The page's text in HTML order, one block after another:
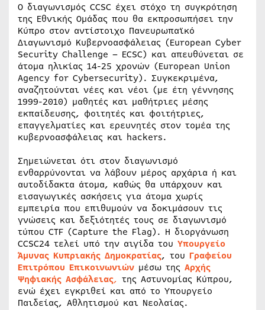
Ο διαγωνισμός CCSC έχει στόχο τη συγκρότηση
της Εθνικής Ομάδας που θα εκπροσωπήσει την
Κύπρο στον αντίστοιχο Πανευρωπαϊκό
Διαγωνισμό Κυβερνοασφάλειας (European Cyber
Security Challenge – ECSC) και απευθύνεται σε
άτομα ηλικίας 14-25 χρονών (European Union
Agency for Cybersecurity). Συγκεκριμένα,
αναζητούνται νέες και νέοι (με έτη γέννησης
1999-2010) μαθητές και μαθήτριες μέσης
εκπαίδευσης, φοιτητές και φοιτήτριες,
επαγγελματίες και ερευνητές στον τομέα της
κυβερνοασφάλειας και hackers.
Σημειώνεται ότι στον διαγωνισμό
ενθαρρύνονται να λάβουν μέρος αρχάρια ή και
αυτοδίδακτα άτομα, καθώς θα υπάρχουν και
εισαγωγικές ασκήσεις για άτομα χωρίς
εμπειρία που επιθυμούν να δοκιμάσουν τις
γνώσεις και δεξιότητές τους σε διαγωνισμό
τύπου CTF (Capture the Flag). Η διοργάνωση
CCSC24 τελεί υπό την αιγίδα του Υπουργείο
Άμυνας Κυπριακής Δημοκρατίας, του Γραφείου
Επιτρόπου Επικοινωνιών μέσω της Αρχής
Ψηφιακής Ασφάλειας, της Αστυνομίας Κύπρου,
ενώ έχει εγκριθεί και από το Υπουργείο
Παιδείας, Αθλητισμού και Νεολαίας.